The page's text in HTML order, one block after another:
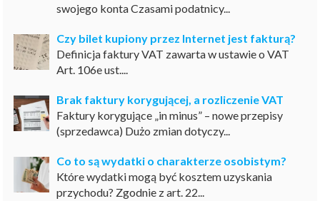
swojego konta Czasami podatnicy...
Czy bilet kupiony przez Internet jest fakturą?
Definicja faktury VAT zawarta w ustawie o VAT
Art. 106e ust....
Brak faktury korygującej, a rozliczenie VAT
Faktury korygujące „in minus” – nowe przepisy
(sprzedawca) Dużo zmian dotyczy...
Co to są wydatki o charakterze osobistym?
Które wydatki mogą być kosztem uzyskania
przychodu? Zgodnie z art. 22...